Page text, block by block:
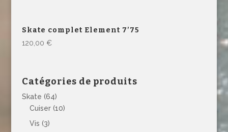
Skate complet Element 7’75
120,00 €
Catégories de produits
Skate (64)
Cuiser (10)
Vis (3)